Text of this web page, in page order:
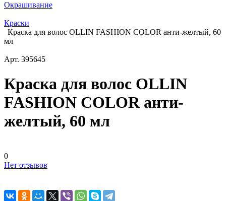
Окрашивание
Краски
Краска для волос OLLIN FASHION COLOR анти-желтый, 60
мл
Арт. 395645
Краска для волос OLLIN
FASHION COLOR анти-
желтый, 60 мл
0
Нет отзывов